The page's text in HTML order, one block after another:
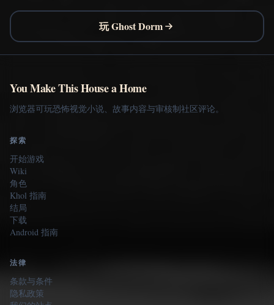
玩 Ghost Dorm
You Make This House a Home
浏览器可玩恐怖视觉小说、故事内容与审核制社区评论。
探索
开始游戏
Wiki
角色
Khol 指南
结局
下载
Android 指南
法律
条款与条件
隐私政策